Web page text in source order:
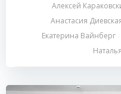
Алексей
Анастасия
Екатерина Вайнберг